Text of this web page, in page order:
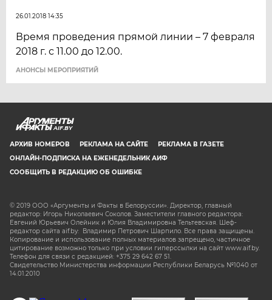
26.01.2018 14:35
Время проведения прямой линии – 7 февраля
2018 г. с 11.00 до 12.00.
АНОНСЫ МЕРОПРИЯТИЙ
AIF.BY
АРХИВ НОМЕРОВ РЕКЛАМА НА САЙТЕ
РЕКЛАМА В ГАЗЕТЕ
ОНЛАЙН-ПОДПИСКА НА ЕЖЕНЕДЕЛЬНИК АИФ
СООБЩИТЬ В РЕДАКЦИЮ ОБ ОШИБКЕ
© 2019 ООО «Аргументы и Факты в Белоруссии». Директор, главный
редактор: Игорь Николаевич Соколов. Заместители главного редактора:
Евгений Юрьевич Олейник и Юлия Владимировна Тельтевская. Шеф-
редактор сайта aif.by: Владимир Петрович Шарпило. Все права защищены.
Копирование и использование полных материалов запрещено, частичное
цитирование возможно только при условии гиперссылки на сайт www.aif.by.
Телефон для связи с редакцией: +375 29 642 67 51.
Свидетельство Министерства информации Республики Беларусь №1040 от
14.01.2010